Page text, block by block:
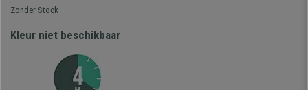
Zonder Stock
Kleur niet beschikbaar